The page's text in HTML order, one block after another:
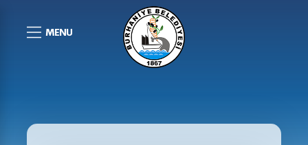
MENU